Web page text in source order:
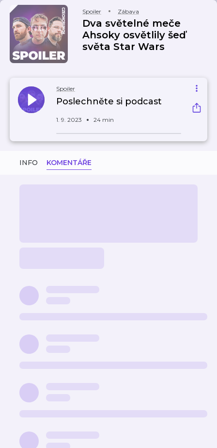
Spoiler Zábava
Dva světelné meče
Ahsoky osvětlily šeď
světa Star Wars
Spoiler
Poslechněte si podcast
1. 9. 2023 24 min
INFO KOMENTÁŘE